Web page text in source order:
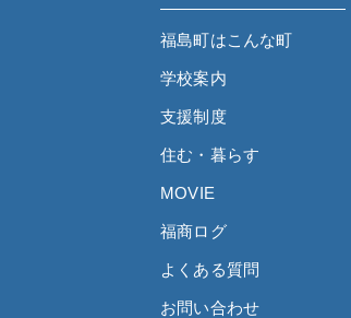
福島町はこんな町
学校案内
支援制度
住む・暮らす
MOVIE
福商ログ
よくある質問
お問い合わせ